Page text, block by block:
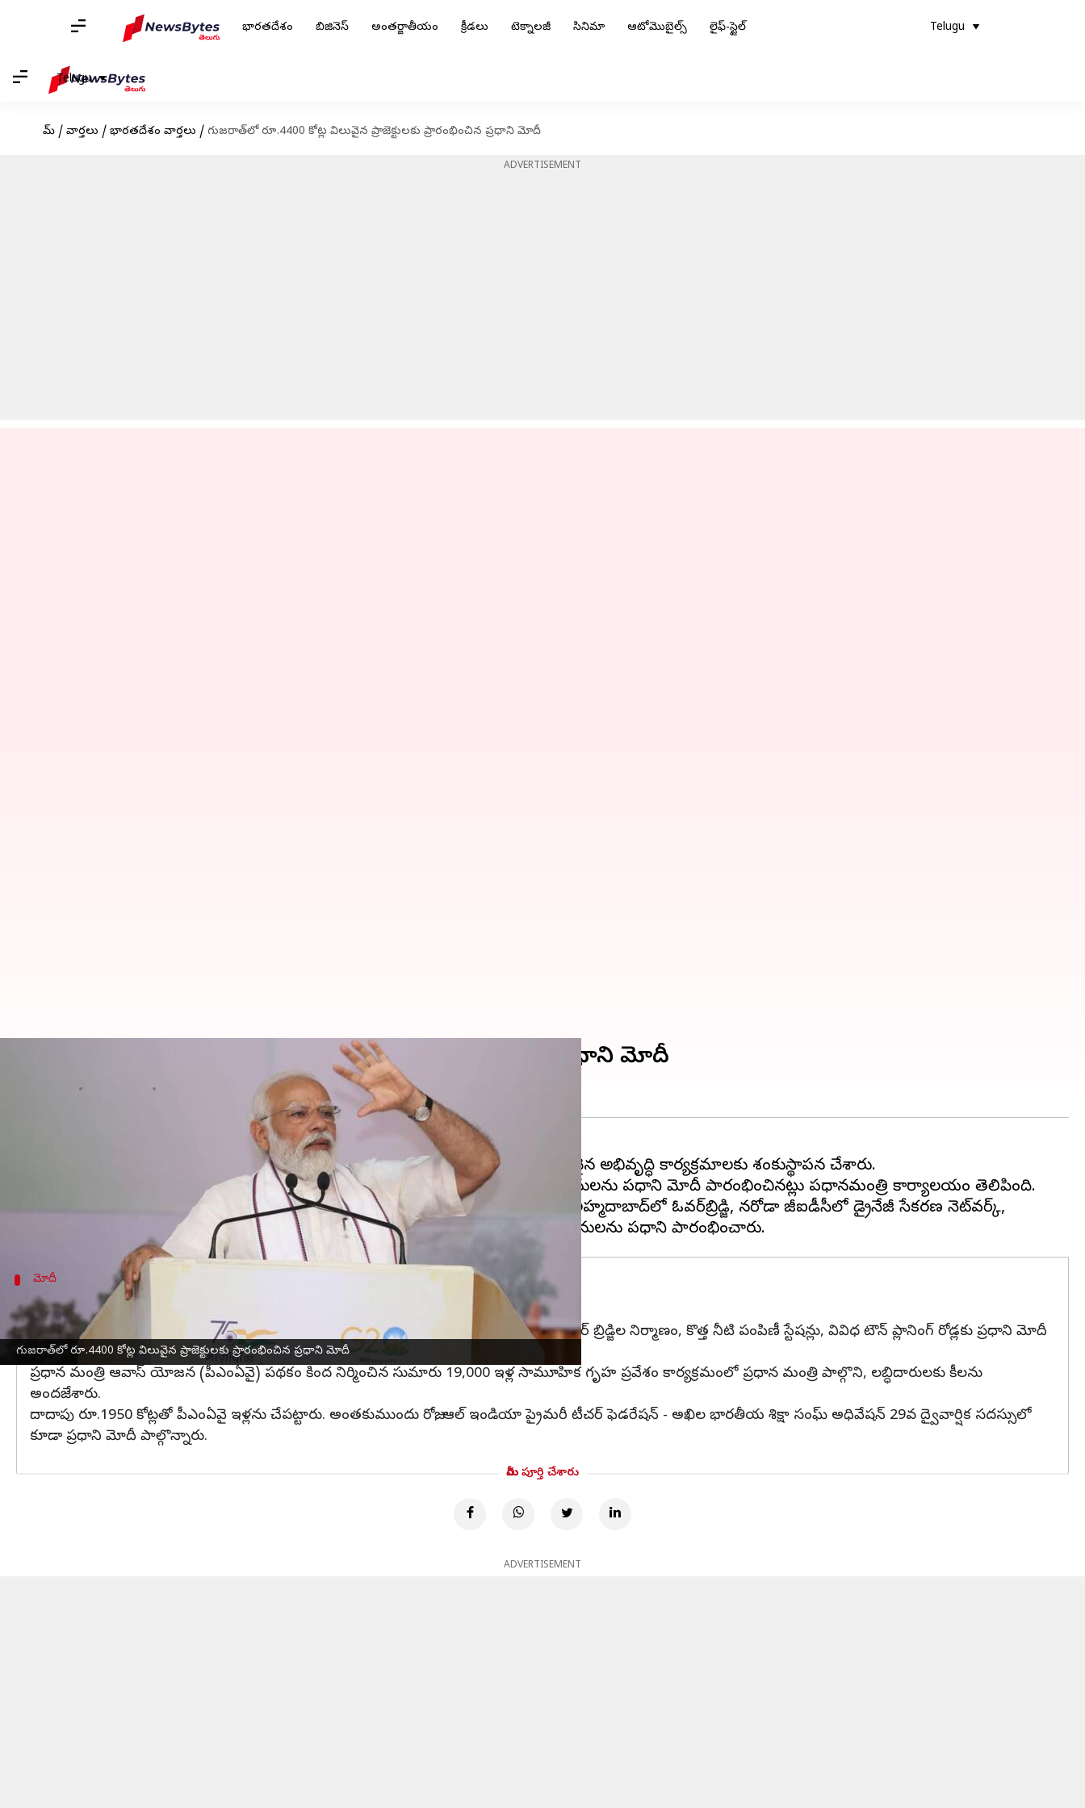
భారతదేశం బిజినెస్ అంతర్జాతీయం క్రీడలు టెక్నాలజీ సినిమా ఆటోమొబైల్స్ లైఫ్-స్టైల్ Telugu
Telugu
హోమ్ / వార్తలు / భారతదేశం వార్తలు / గుజరాత్‌లో రూ.4400 కోట్ల విలువైన ప్రాజెక్టులకు ప్రారంభించిన ప్రధాని మోదీ
ADVERTISEMENT
గుజరాత్‌లో రూ.4400 కోట్ల విలువైన ప్రాజెక్టులకు ప్రారంభించిన ప్రధాని మోదీ
గుజరాత్‌లో రూ.4400 కోట్ల విలువైన ప్రాజెక్టులకు ప్రారంభించిన ప్రధాని మోదీ
శుక్రవారం గుజరాత్‌లోని గాంధీనగర్‌లో సుమారు రూ.4,400 కోట్ల విలువైన అభివృద్ధి కార్యక్రమాలకు శంకుస్థాపన చేశారు.
గుజరాత్‌
లోని బనస్కాంత జిల్లాలో బహుళ గ్రామాల తాగునీటి సరఫరా పథకాల పెంపుదల, అహ్మదాబాద్‌లో ఓవర్‌బ్రిడ్జి, నరోడా జీఐడీసీలో డ్రైనేజీ సేకరణ నెట్‌వర్క్,
మోదీ
పీఎంఏవై కింద 19వేల ఇళ్ల నిర్మాణం- తాళాలు అందజేసిన మోదీ
జునాగఢ్ జిల్లాలో బల్క్ పైప్‌లైన్ ప్రాజెక్టులు, గాంధీనగర్ జిల్లాలో నీటి సరఫరా పథకాల పెంపుదల, ఫ్లైఓవర్ బ్రిడ్జిల నిర్మాణం, కొత్త నీటి పంపిణీ స్టేషన్లు, వివిధ టౌన్ ప్లానింగ్ రోడ్లకు ప్రధాని మోదీ
శంకుస్థాపన చేశారు.
ప్రధాన మంత్రి ఆవాస్ యోజన (పీఎంఏవై) పథకం కింద నిర్మించిన సుమారు 19,000 ఇళ్ల సామూహిక గృహ ప్రవేశం కార్యక్రమంలో ప్రధాన మంత్రి పాల్గొని, లబ్ధిదారులకు కీలను
అందజేశారు.
దాదాపు రూ.1950 కోట్లతో పీఎంఏవై ఇళ్లను చేపట్టారు. అంతకుముందు రోజు, ఆల్ ఇండియా ప్రైమరీ టీచర్ ఫెడరేషన్ - అఖిల భారతీయ శిక్షా సంఘ్ అధివేషన్ 29వ ద్వైవార్షిక సదస్సులో
కూడా ప్రధాని మోదీ పాల్గొన్నారు.
మీరు పూర్తి చేశారు
ADVERTISEMENT